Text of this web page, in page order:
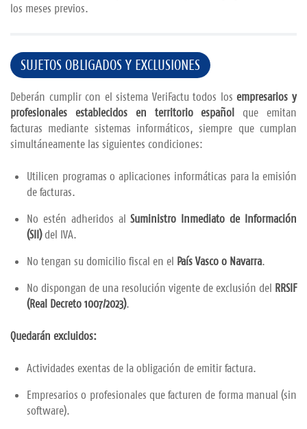
los meses previos.
SUJETOS OBLIGADOS Y EXCLUSIONES
Deberán cumplir con el sistema VeriFactu todos losempresarios y
profesionales establecidos en territorio español que emitan
facturas mediante sistemas informáticos, siempre que cumplan
simultáneamente las siguientes condiciones:
Utilicen programas o aplicaciones informáticas para la emisión
de facturas.
No estén adheridos alSuministro Inmediato de Información
(SII)del IVA.
No tengan su domicilio fiscal en el País Vasco o Navarra.
No dispongan de una resolución vigente de exclusión del RRSIF
(Real Decreto 1007/2023).
Quedarán excluidos:
Actividades exentas de la obligación de emitir factura.
Empresarios o profesionales que facturen de forma manual (sin
software).